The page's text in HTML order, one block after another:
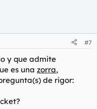
#7
y que admite
es una zorra,
de rigor: